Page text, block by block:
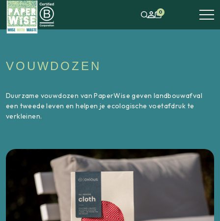
0
VOUWDOZEN
Duurzame vouwdozen van PaperWise geven landbouwafval
een tweede leven en helpen je ecologische voetafdruk te
verkleinen.